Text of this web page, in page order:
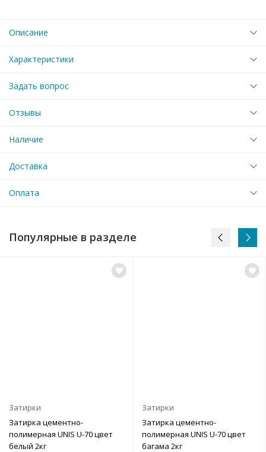
Описание
Характеристики
Задать вопрос
Отзывы
Наличие
Доставка
Оплата
Популярные в разделе
Затирки
Затирка цементно-
полимерная UNIS U-70 цвет
белый 2кг
Затирки
Затирка цементно-
полимерная UNIS U-70 цвет
багама 2кг